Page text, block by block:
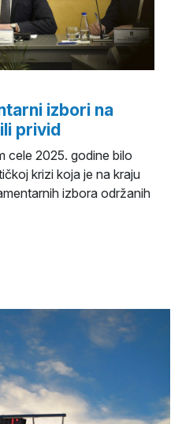
izbori na
privid
2025. godine bilo
krizi koja je na kraju
izbora održanih